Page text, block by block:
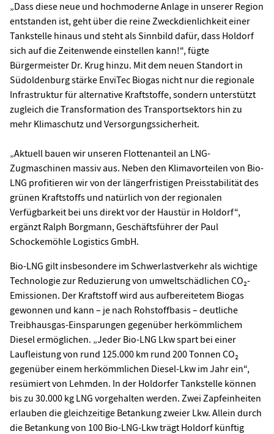
„Dass diese neue und hochmoderne Anlage in unserer Region
entstanden ist, geht über die reine Zweckdienlichkeit einer
Tankstelle hinaus und steht als Sinnbild dafür, dass Holdorf
sich auf die Zeitenwende einstellen kann!“, fügte
Bürgermeister Dr. Krug hinzu. Mit dem neuen Standort in
Südoldenburg stärke EnviTec Biogas nicht nur die regionale
Infrastruktur für alternative Kraftstoffe, sondern unterstützt
zugleich die Transformation des Transportsektors hin zu
mehr Klimaschutz und Versorgungssicherheit.
„Aktuell bauen wir unseren Flottenanteil an LNG-
Zugmaschinen massiv aus. Neben den Klimavorteilen von Bio-
LNG profitieren wir von der längerfristigen Preisstabilität des
grünen Kraftstoffs und natürlich von der regionalen
Verfügbarkeit bei uns direkt vor der Haustür in Holdorf“,
ergänzt Ralph Borgmann, Geschäftsführer der Paul
Schockemöhle Logistics GmbH.
Bio-LNG gilt insbesondere im Schwerlastverkehr als wichtige
Technologie zur Reduzierung von umweltschädlichen CO₂-
Emissionen. Der Kraftstoff wird aus aufbereitetem Biogas
gewonnen und kann – je nach Rohstoffbasis – deutliche
Treibhausgas-Einsparungen gegenüber herkömmlichem
Diesel ermöglichen. „Jeder Bio-LNG Lkw spart bei einer
Laufleistung von rund 125.000 km rund 200 Tonnen CO₂
gegenüber einem herkömmlichen Diesel-Lkw im Jahr ein“,
resümiert von Lehmden. In der Holdorfer Tankstelle können
bis zu 30.000 kg LNG vorgehalten werden. Zwei Zapfeinheiten
erlauben die gleichzeitige Betankung zweier Lkw. Allein durch
die Betankung von 100 Bio-LNG-Lkw trägt Holdorf künftig